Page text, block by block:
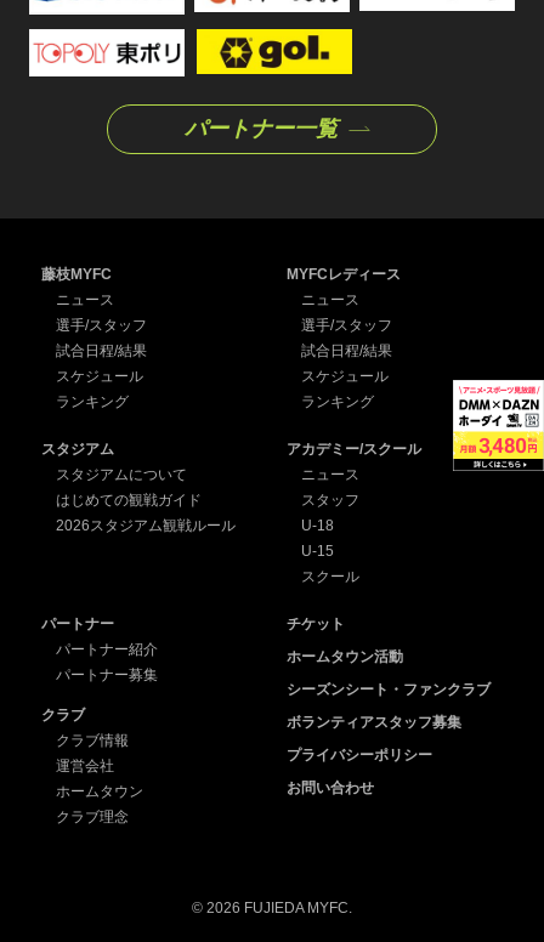
パートナー一覧
藤枝MYFC
ニュース
選手/スタッフ
試合日程/結果
スケジュール
ランキング
MYFCレディース
ニュース
選手/スタッフ
試合日程/結果
スケジュール
ランキング
スタジアム
スタジアムについて
はじめての観戦ガイド
2026スタジアム観戦ルール
アカデミー/スクール
ニュース
スタッフ
U-18
U-15
スクール
パートナー
パートナー紹介
パートナー募集
クラブ
クラブ情報
運営会社
ホームタウン
クラブ理念
チケット
ホームタウン活動
シーズンシート・ファンクラブ
ボランティアスタッフ募集
プライバシーポリシー
お問い合わせ
© 2026 FUJIEDA MYFC.